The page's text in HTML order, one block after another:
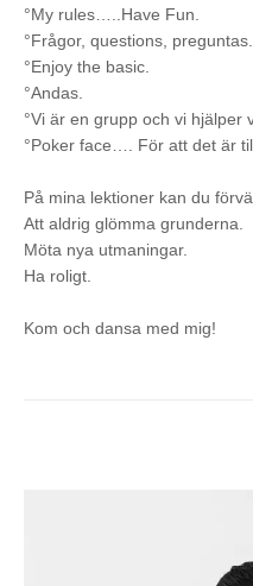
°My rules…..Have Fun.
°Frågor, questions, preguntas.
°Enjoy the basic.
°Andas.
°Vi är en grupp och vi hjälper
°Poker face…. För att det är
På mina lektioner kan du
Att aldrig glömma grunderna.
Möta nya utmaningar.
Ha roligt.
Kom och dansa med mig!